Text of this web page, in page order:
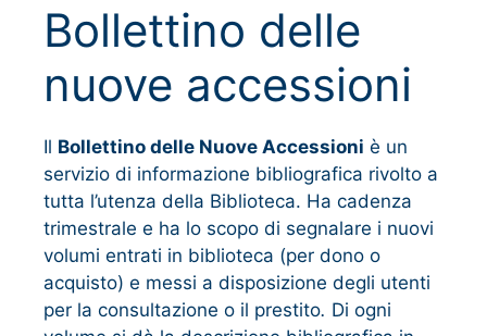
Bollettino delle
nuove accessioni
Il Bollettino delle Nuove Accessioni è un
servizio di informazione bibliografica rivolto a
tutta l’utenza della Biblioteca. Ha cadenza
trimestrale e ha lo scopo di segnalare i nuovi
volumi entrati in biblioteca (per dono o
acquisto) e messi a disposizione degli utenti
per la consultazione o il prestito. Di ogni